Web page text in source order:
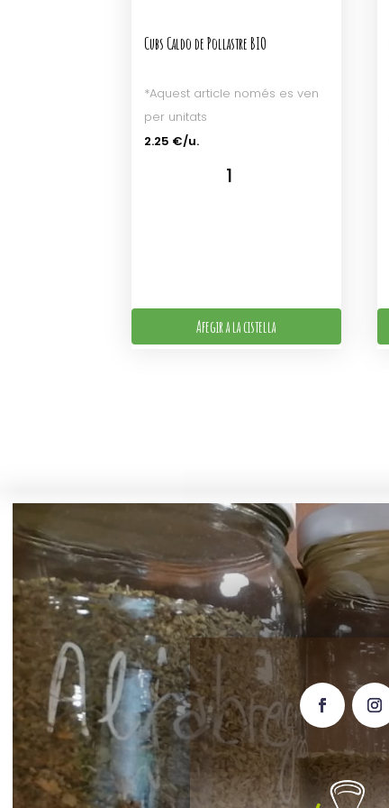
Cubs Caldo de Pollastre BIO
*Aquest article només es ven
per unitats
2.25 €/u.
Afegir a la cistella